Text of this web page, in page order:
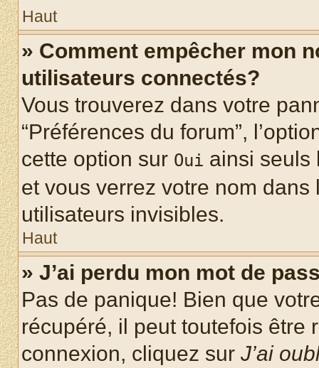
Haut
» Comment empêcher mon
utilisateurs connectés?
Vous trouverez dans votre
“Préférences du forum”,
cette option sur Oui ainsi seuls
et vous verrez votre nom
utilisateurs invisibles.
Haut
» J’ai perdu mon mot de
Pas de panique! Bien que
récupéré, il peut toutefois être
connexion, cliquez sur J’ai